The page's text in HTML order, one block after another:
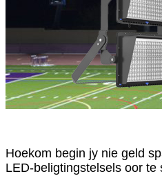
Hoekom begin jy nie geld
LED-beligtingstelsels oor te